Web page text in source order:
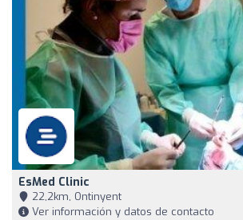
EsMed Clinic
22,2km, Ontinyent
Ver información y datos de contacto